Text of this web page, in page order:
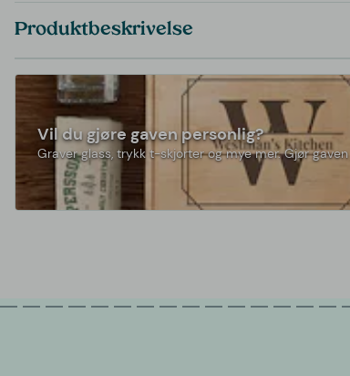
Produktbeskrivelse
Vil du gjøre gaven personlig?
Graver glass, trykk t-skjorter og mye mer. Gjør